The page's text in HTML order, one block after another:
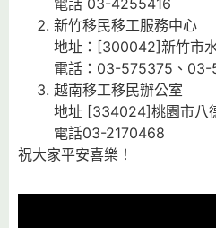
電話 03-4255416
新竹移民移工服務中心
地址：[300042]新竹市
電話：03-575375、
越南移工移民辦公室
地址 [334024]桃園市八
電話03-2170468
祝大家平安喜樂！